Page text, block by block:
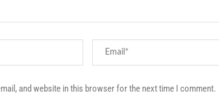
and website in this browser for the next time I comment.